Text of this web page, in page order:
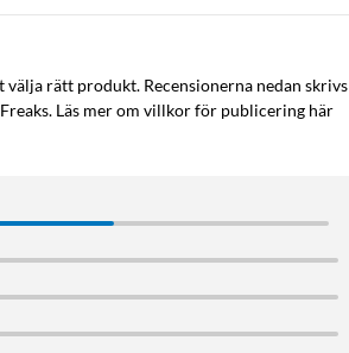
rätt produkt. Recensionerna nedan skrivs
Läs mer om villkor för publicering här